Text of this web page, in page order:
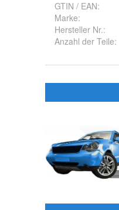
GTIN / EAN:
Marke:
Hersteller Nr.:
Anzahl der Teile: